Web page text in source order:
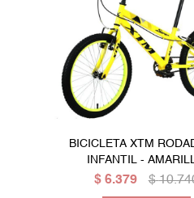
BICICLETA XTM
INFANTIL -
$ 6.379 $